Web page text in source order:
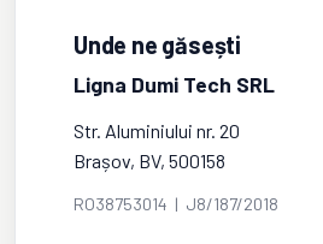
Unde ne găsești
Ligna Dumi Tech SRL
Str. Aluminiului nr. 20
Brașov, BV, 500158
RO38753014 | J8/187/2018